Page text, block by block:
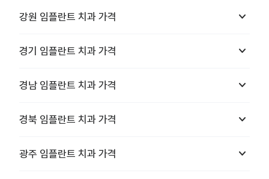
강원 임플란트 치과 가격 keyboard_arrow_down
경기 임플란트 치과 가격 keyboard_arrow_down
경남 임플란트 치과 가격 keyboard_arrow_down
경북 임플란트 치과 가격 keyboard_arrow_down
광주 임플란트 치과 가격 keyboard_arrow_down